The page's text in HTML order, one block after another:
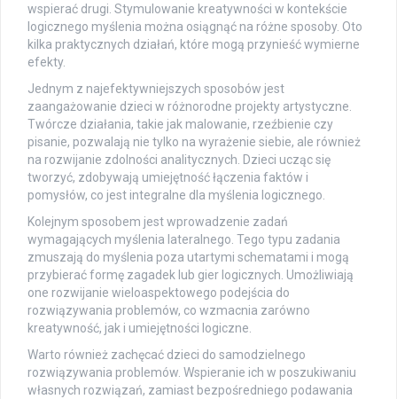
wspierać drugi. Stymulowanie kreatywności w kontekście
logicznego myślenia można osiągnąć na różne sposoby. Oto
kilka praktycznych działań, które mogą przynieść wymierne
efekty.
Jednym z najefektywniejszych sposobów jest
zaangażowanie dzieci w różnorodne projekty artystyczne.
Twórcze działania, takie jak malowanie, rzeźbienie czy
pisanie, pozwalają nie tylko na wyrażenie siebie, ale również
na rozwijanie zdolności analitycznych. Dzieci ucząc się
tworzyć, zdobywają umiejętność łączenia faktów i
pomysłów, co jest integralne dla myślenia logicznego.
Kolejnym sposobem jest wprowadzenie zadań
wymagających myślenia lateralnego. Tego typu zadania
zmuszają do myślenia poza utartymi schematami i mogą
przybierać formę zagadek lub gier logicznych. Umożliwiają
one rozwijanie wieloaspektowego podejścia do
rozwiązywania problemów, co wzmacnia zarówno
kreatywność, jak i umiejętności logiczne.
Warto również zachęcać dzieci do samodzielnego
rozwiązywania problemów. Wspieranie ich w poszukiwaniu
własnych rozwiązań, zamiast bezpośredniego podawania